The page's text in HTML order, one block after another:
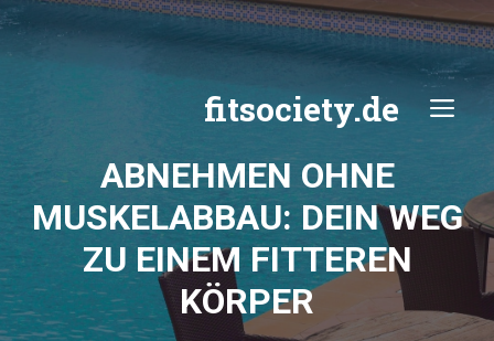
Zum
Inhalt
fitsociety.de
ABNEHMEN OHNE
MUSKELABBAU: DEIN WEG
ZU EINEM FITTEREN
KÖRPER